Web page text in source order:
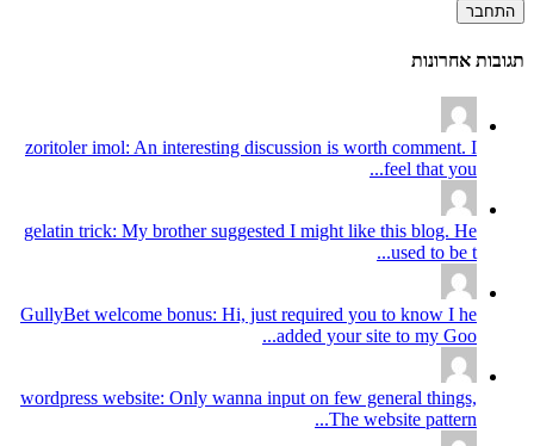
התחבר
תגובות אחרונות
zoritoler imol: An interesting discussion is worth comment. I
feel that you...
gelatin trick: My brother suggested I might like this blog. He
used to be t...
GullyBet welcome bonus: Hi, just required you to know I he
added your site to my Goo...
wordpress website: Only wanna input on few general things,
The website pattern...